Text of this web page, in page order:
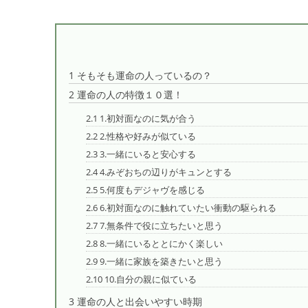
1 そもそも運命の人っているの？
2運命の人の特徴１０選！
2.1 1.初対面なのに気が合う
2.22.性格や好みが似ている
2.33.一緒にいると安心する
2.44.みぞおちの辺りがキュンとする
2.55.何度もデジャヴを感じる
2.66.初対面なのに触れていたい衝動の駆られる
2.77.無条件で役に立ちたいと思う
2.88.一緒にいるととにかく楽しい
2.99.一緒に家族を築きたいと思う
2.1010.自分の親に似ている
3 運命の人と出会いやすい時期